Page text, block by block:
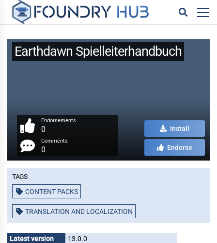
Earthdawn Spielleiterhandbuch
Endorsements
0
Comments
0
Install
Endorse
Tags
CONTENT PACKS
TRANSLATION AND LOCALIZATION
Latest version
13.0.0